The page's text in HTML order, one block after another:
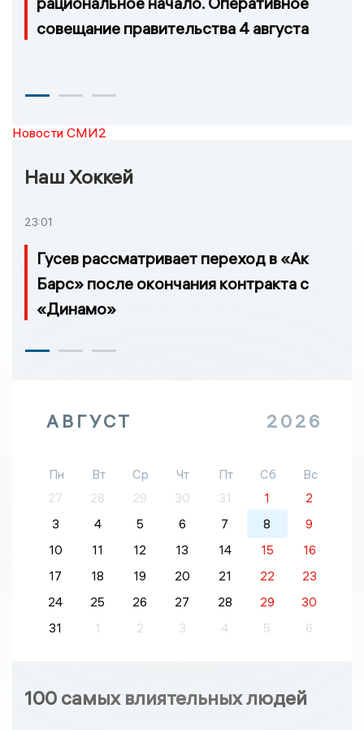
совещание правительства 4 августа
Новости СМИ2
Наш Хоккей
23:01
Гусев рассматривает переход в «Ак
Барс» после окончания контракта с
«Динамо»
АВГУСТ 2026
Пн Вт Ср Чт Пт Сб
Вс
27
28 29 30 31 1
2
3
4 5 6 7 8
9
10
11 12 13 14 15
16
17
18 19 20 21 22
23
24
25 26 27 28 29
30
31
1 2 3 4 5 6
100 самых влиятельных людей